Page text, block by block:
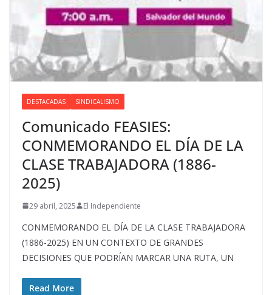
DESTACADAS SINDICALISMO
Comunicado FEASIES:
CONMEMORANDO EL DÍA DE LA
CLASE TRABAJADORA (1886-
2025)
29 abril, 2025 El Independiente
CONMEMORANDO EL DÍA DE LA CLASE TRABAJADORA
(1886-2025) EN UN CONTEXTO DE GRANDES
DECISIONES QUE PODRÍAN MARCAR UNA RUTA, UN
Read More